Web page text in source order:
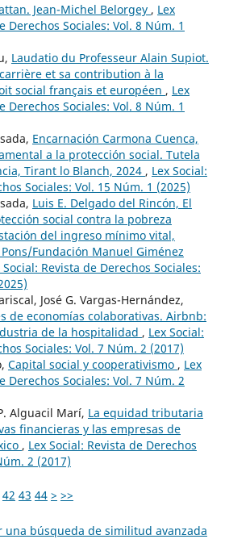
Jean-Michel Belorgey , Lex
Derechos Sociales: Vol. 8 Núm. 1
Laudatio du Professeur Alain Supiot.
et sa contribution à la
social français et européen , Lex
Derechos Sociales: Vol. 8 Núm. 1
Encarnación Carmona Cuenca,
a la protección social. Tutela
Tirant lo Blanch, 2024 , Lex Social:
Sociales: Vol. 15 Núm. 1 (2025)
Luis E. Delgado del Rincón, El
social contra la pobreza
del ingreso mínimo vital,
Fundación Manuel Giménez
Social: Revista de Derechos Sociales:
José G. Vargas-Hernández,
de economías colaborativas. Airbnb:
de la hospitalidad , Lex Social:
Sociales: Vol. 7 Núm. 2 (2017)
Capital social y cooperativismo , Lex
Derechos Sociales: Vol. 7 Núm. 2
Alguacil Marí, La equidad tributaria
financieras y las empresas de
, Lex Social: Revista de Derechos
2 (2017)
42 43 44 > >>
una búsqueda de similitud avanzada